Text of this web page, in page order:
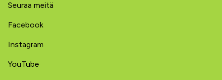
Seuraa meitä
Facebook
Instagram
YouTube